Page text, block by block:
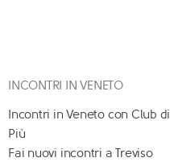
INCONTRI IN VENETO
Incontri in Veneto con Club di
Più
Fai nuovi incontri a Treviso